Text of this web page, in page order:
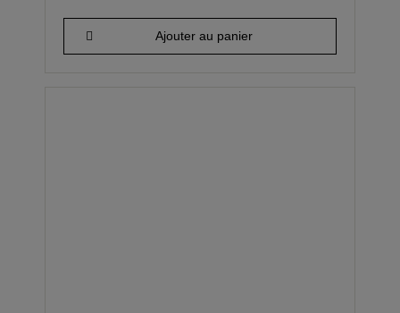
Ajouter au panier